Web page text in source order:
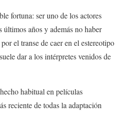
fortuna: ser uno de los actores
años y además no haber
el transe de caer en el estereotipo
dar a los intérpretes venidos de
habitual en películas
reciente de todas la adaptación